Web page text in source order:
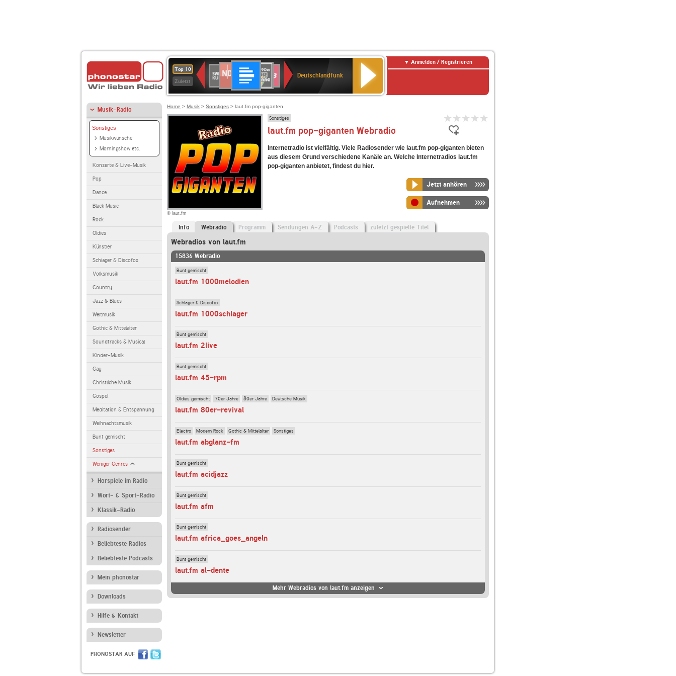
Top 10
Zuletzt
Deutschlandfunk
80er
90er
OLDIE
ANTENNE
SWR3
SWR
Kultur
2
Deutschlandfunk
Anmelden / Registrieren
Musik-Radio
Sonstiges
Musikwünsche
Morningshow etc.
Konzerte & Live-Musik
Pop
Dance
Black Music
Rock
Oldies
Künstler
Schlager & Discofox
Volksmusik
Country
Jazz & Blues
Weltmusik
Gothic & Mittelalter
Soundtracks & Musical
Kinder-Musik
Gay
Christliche Musik
Gospel
Meditation & Entspannung
Weihnachtsmusik
Bunt gemischt
Sonstiges
Weniger Genres
Hörspiele im Radio
Wort- & Sport-Radio
Klassik-Radio
Radiosender
Beliebteste Radios
Beliebteste Podcasts
Mein phonostar
Downloads
Hilfe & Kontakt
Newsletter
PHONOSTAR AUF
Home > Musik > Sonstiges > laut.fm pop-giganten
© laut.fm
Sonstiges
laut.fm pop-giganten Webradio
Internetradio ist vielfältig. Viele Radiosender wie laut.fm pop-giganten bieten
aus diesem Grund verschiedene Kanäle an. Welche Internetradios laut.fm
pop-giganten anbietet, findest du hier.
Jetzt anhören
Aufnehmen
Info Webradio Programm Sendungen A-Z Podcasts zuletzt gespielte Titel
Webradios von laut.fm
15836 Webradio
Bunt gemischt
laut.fm 1000melodien
Schlager & Discofox
laut.fm 1000schlager
Bunt gemischt
laut.fm 2live
Bunt gemischt
laut.fm 45-rpm
Oldies gemischt 70er Jahre 80er Jahre Deutsche Musik
laut.fm 80er-revival
Electro Modern Rock Gothic & Mittelalter Sonstiges
laut.fm abglanz-fm
Bunt gemischt
laut.fm acidjazz
Bunt gemischt
laut.fm afm
Bunt gemischt
laut.fm africa_goes_angeln
Bunt gemischt
laut.fm al-dente
Mehr Webradios von laut.fm anzeigen